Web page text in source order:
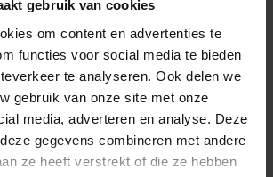
gebruik van cookies
om content en advertenties te
functies voor social media te bieden
te analyseren. Ook delen we
gebruik van onze site met onze
media, adverteren en analyse. Deze
gegevens combineren met andere
ze heeft verstrekt of die ze hebben
BEKEKEN OOK